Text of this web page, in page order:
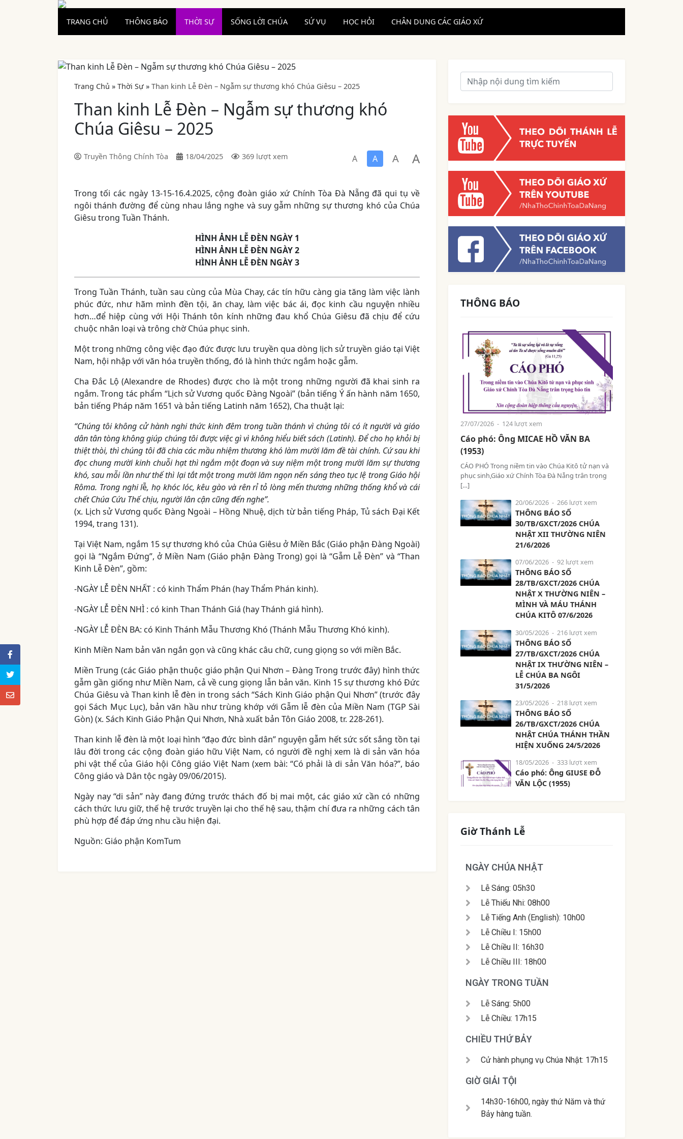
TRANG CHỦ THÔNG BÁO THỜI SỰ SỐNG LỜI CHÚA SỨ VỤ HỌC HỎI CHÂN DUNG CÁC GIÁO XỨ
Trang Chủ » Thời Sự » Than kinh Lễ Đèn – Ngẫm sự thương khó Chúa Giêsu – 2025
Than kinh Lễ Đèn – Ngẫm sự thương khó
Chúa Giêsu – 2025
Truyền Thông Chính Tòa 18/04/2025 369 lượt xem A A A A
Trong tối các ngày 13-15-16.4.2025, cộng đoàn giáo xứ Chính Tòa Đà Nẵng đã qui tụ về
ngôi thánh đường để cùng nhau lắng nghe và suy gẫm những sự thương khó của Chúa
Giêsu trong Tuần Thánh.
HÌNH ẢNH LỄ ĐÈN NGÀY 1
HÌNH ẢNH LỄ ĐÈN NGÀY 2
HÌNH ẢNH LỄ ĐÈN NGÀY 3
Trong Tuần Thánh, tuần sau cùng của Mùa Chay, các tín hữu càng gia tăng làm việc lành
phúc đức, như hãm mình đền tội, ăn chay, làm việc bác ái, đọc kinh cầu nguyện nhiều
hơn…để hiệp cùng với Hội Thánh tôn kính những đau khổ Chúa Giêsu đã chịu để cứu
chuộc nhân loại và trông chờ Chúa phục sinh.
Một trong những công việc đạo đức được lưu truyền qua dòng lịch sử truyền giáo tại Việt
Nam, hội nhập với văn hóa truyền thống, đó là hình thức ngắm hoặc gẫm.
Cha Đắc Lộ (Alexandre de Rhodes) được cho là một trong những người đã khai sinh ra
ngắm. Trong tác phẩm “Lịch sử Vương quốc Đàng Ngoài” (bản tiếng Ý ấn hành năm 1650,
bản tiếng Pháp năm 1651 và bản tiếng Latinh năm 1652), Cha thuật lại:
“Chúng tôi không cử hành nghi thức kinh đêm trong tuần thánh vì chúng tôi có ít người và giáo
dân tân tòng không giúp chúng tôi được việc gì vì không hiểu biết sách (Latinh). Để cho họ khỏi bị
thiệt thòi, thì chúng tôi đã chia các mầu nhiệm thương khó làm mười lăm đề tài chính. Cứ sau khi
đọc chung mười kinh chuỗi hạt thì ngắm một đoạn và suy niệm một trong mười lăm sự thương
khó, sau mỗi lần như thế thì lại tắt một trong mười lăm ngọn nến sáng theo tục lệ trong Giáo hội
Rôma. Trong nghi lễ, họ khóc lóc, kêu gào và rên rỉ tỏ lòng mến thương những thống khổ và cái
chết Chúa Cứu Thế chịu, người lân cận cũng đến nghe”.
(x. Lịch sử Vương quốc Đàng Ngoài – Hồng Nhuệ, dịch từ bản tiếng Pháp, Tủ sách Đại Kết
1994, trang 131).
Tại Việt Nam, ngắm 15 sự thương khó của Chúa Giêsu ở Miền Bắc (Giáo phận Đàng Ngoài)
gọi là “Ngắm Đứng”, ở Miền Nam (Giáo phận Đàng Trong) gọi là “Gẫm Lễ Đèn” và “Than
Kinh Lễ Đèn”, gồm:
-NGÀY LỄ ĐÈN NHẤT : có kinh Thẩm Phán (hay Thẩm Phán kinh).
-NGÀY LỄ ĐÈN NHÌ : có kinh Than Thánh Giá (hay Thánh giá hình).
-NGÀY LỄ ĐÈN BA: có Kinh Thánh Mẫu Thương Khó (Thánh Mẫu Thương Khó kinh).
Kinh Miền Nam bản văn ngắn gọn và cũng khác câu chữ, cung giọng so với miền Bắc.
Miền Trung (các Giáo phận thuộc giáo phận Qui Nhơn – Đàng Trong trước đây) hình thức
gẫm gần giống như Miền Nam, cả về cung giọng lẫn bản văn. Kinh 15 sự thương khó Đức
Chúa Giêsu và Than kinh lễ đèn in trong sách “Sách Kinh Giáo phận Qui Nhơn” (trước đây
gọi Sách Mục Lục), bản văn hầu như trùng khớp với Gẫm lễ đèn của Miền Nam (TGP Sài
Gòn) (x. Sách Kinh Giáo Phận Qui Nhơn, Nhà xuất bản Tôn Giáo 2008, tr. 228-261).
Than kinh lễ đèn là một loại hình “đạo đức bình dân” nguyện gẫm hết sức sốt sắng tồn tại
lâu đời trong các cộng đoàn giáo hữu Việt Nam, có người đề nghị xem là di sản văn hóa
phi vật thể của Giáo hội Công giáo Việt Nam (xem bài: “Có phải là di sản Văn hóa?”, báo
Công giáo và Dân tộc ngày 09/06/2015).
Ngày nay “di sản” này đang đứng trước thách đố bị mai một, các giáo xứ cần có những
cách thức lưu giữ, thế hệ trước truyền lại cho thế hệ sau, thậm chí đưa ra những cách tân
phù hợp để đáp ứng nhu cầu hiện đại.
Nguồn: Giáo phận KomTum
THÔNG BÁO
27/07/2026 - 124 lượt xem
Cáo phó: Ông MICAE HỒ VĂN BA
(1953)
CÁO PHÓ Trong niềm tin vào Chúa Kitô tử nạn và
phục sinh,Giáo xứ Chính Tòa Đà Nẵng trân trọng
[…]
20/06/2026- 266 lượt xem
THÔNG BÁO SỐ
30/TB/GXCT/2026 CHÚA
NHẬT XII THƯỜNG NIÊN
21/6/2026
07/06/2026- 92 lượt xem
THÔNG BÁO SỐ
28/TB/GXCT/2026 CHÚA
NHẬT X THƯỜNG NIÊN –
MÌNH VÀ MÁU THÁNH
CHÚA KITÔ 07/6/2026
30/05/2026- 216 lượt xem
THÔNG BÁO SỐ
27/TB/GXCT/2026 CHÚA
NHẬT IX THƯỜNG NIÊN –
LỄ CHÚA BA NGÔI
31/5/2026
23/05/2026- 218 lượt xem
THÔNG BÁO SỐ
26/TB/GXCT/2026 CHÚA
NHẬT CHÚA THÁNH THẦN
HIỆN XUỐNG 24/5/2026
18/05/2026- 333 lượt xem
Cáo phó: Ông GIUSE ĐỖ
VĂN LỘC (1955)
Giờ Thánh Lễ
NGÀY CHÚA NHẬT
Lễ Sáng: 05h30
Lễ Thiếu Nhi: 08h00
Lễ Tiếng Anh (English): 10h00
Lễ Chiều I: 15h00
Lễ Chiều II: 16h30
Lễ Chiều III: 18h00
NGÀY TRONG TUẦN
Lễ Sáng: 5h00
Lễ Chiều: 17h15
CHIỀU THỨ BẢY
Cử hành phụng vụ Chúa Nhật: 17h15
GIỜ GIẢI TỘI
14h30-16h00, ngày thứ Năm và thứ
Bảy hàng tuần.